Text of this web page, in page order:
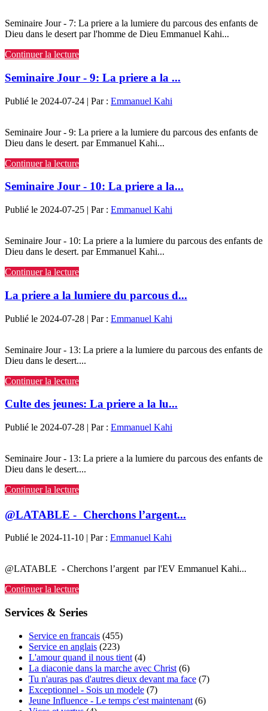
Seminaire Jour - 7: La priere a la lumiere du parcous des enfants de
Dieu dans le desert par l'homme de Dieu Emmanuel Kahi...
Continuer la lecture
Seminaire Jour - 9: La priere a la ...
Publié le 2024-07-24 | Par : Emmanuel Kahi
Seminaire Jour - 9: La priere a la lumiere du parcous des enfants de
Dieu dans le desert. par Emmanuel Kahi...
Continuer la lecture
Seminaire Jour - 10: La priere a la...
Publié le 2024-07-25 | Par : Emmanuel Kahi
Seminaire Jour - 10: La priere a la lumiere du parcous des enfants de
Dieu dans le desert. par Emmanuel Kahi...
Continuer la lecture
La priere a la lumiere du parcous d...
Publié le 2024-07-28 | Par : Emmanuel Kahi
Seminaire Jour - 13: La priere a la lumiere du parcous des enfants de
Dieu dans le desert....
Continuer la lecture
Culte des jeunes: La priere a la lu...
Publié le 2024-07-28 | Par : Emmanuel Kahi
Seminaire Jour - 13: La priere a la lumiere du parcous des enfants de
Dieu dans le desert....
Continuer la lecture
@LATABLE - Cherchons l’argent...
Publié le 2024-11-10 | Par : Emmanuel Kahi
@LATABLE - Cherchons l’argent par l'EV Emmanuel Kahi...
Continuer la lecture
Services & Series
Service en francais (455)
Service en anglais (223)
L'amour quand il nous tient (4)
La diaconie dans la marche avec Christ (6)
Tu n'auras pas d'autres dieux devant ma face (7)
Exceptionnel - Sois un modele (7)
Jeune Influence - Le temps c'est maintenant (6)